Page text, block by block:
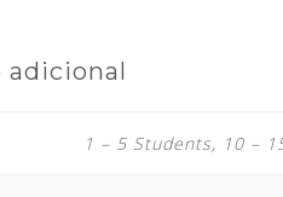
adicional
1 – 5 Students, 10 –